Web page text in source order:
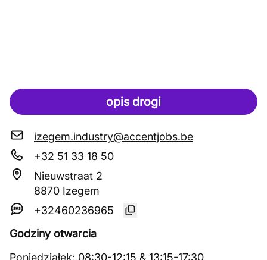
opis drogi
izegem.industry@accentjobs.be
+32 51 33 18 50
Nieuwstraat 2
8870 Izegem
+32460236965
Godziny otwarcia
Poniedziałek: 08:30-12:15 & 13:15-17:30